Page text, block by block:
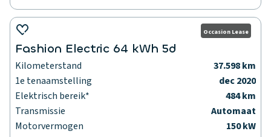
Occasion Lease
Fashion Electric 64 kWh 5d
Kilometerstand
37.598 km
1e tenaamstelling
dec 2020
Elektrisch bereik*
484 km
Transmissie
Automaat
Motorvermogen
150 kW